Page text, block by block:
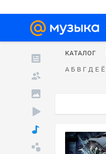
КАТАЛОГ
А Б В Г Д Е Ё